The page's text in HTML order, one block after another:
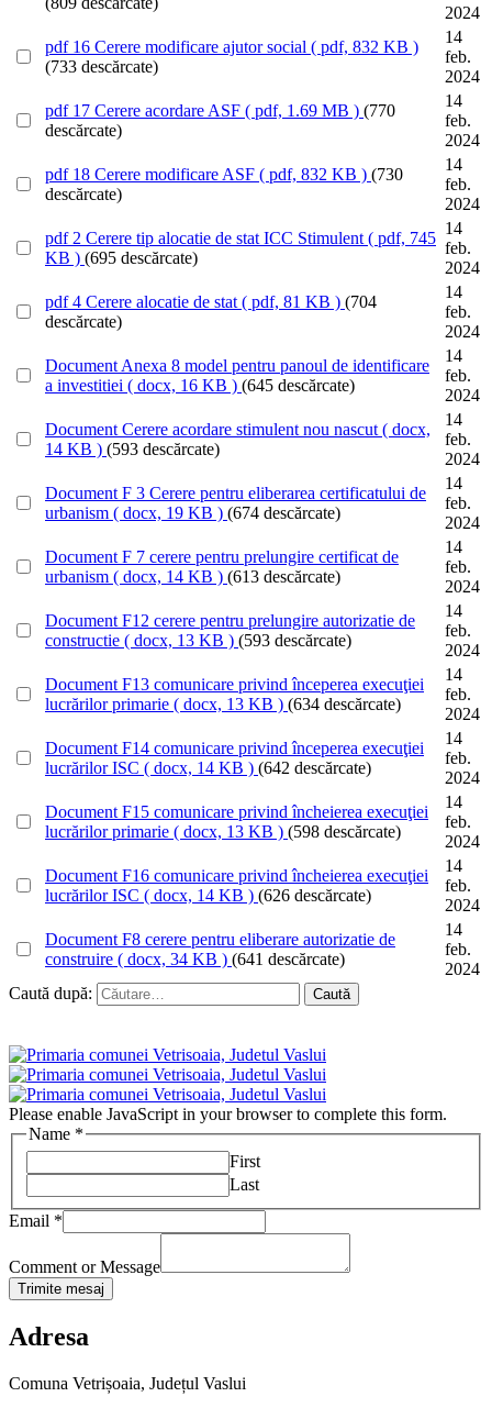
2024
pdf 16 Cerere modificare ajutor social ( pdf, 832 KB )
(733 descărcate)
14
feb.
2024
pdf 17 Cerere acordare ASF ( pdf, 1.69 MB ) (770
descărcate)
14
feb.
2024
pdf 18 Cerere modificare ASF ( pdf, 832 KB ) (730
descărcate)
14
feb.
2024
pdf 2 Cerere tip alocatie de stat ICC Stimulent ( pdf, 745
KB ) (695 descărcate)
14
feb.
2024
pdf 4 Cerere alocatie de stat ( pdf, 81 KB ) (704
descărcate)
14
feb.
2024
DocumentAnexa 8 model pentru panoul de identificare
a investitiei ( docx, 16 KB ) (645 descărcate)
14
feb.
2024
Document Cerere acordare stimulent nou nascut ( docx,
14 KB ) (593 descărcate)
14
feb.
2024
Document F 3 Cerere pentru eliberarea certificatului de
urbanism ( docx, 19 KB ) (674 descărcate)
14
feb.
2024
Document F 7 cerere pentru prelungire certificat de
urbanism ( docx, 14 KB ) (613 descărcate)
14
feb.
2024
Document F12 cerere pentru prelungire autorizatie de
constructie ( docx, 13 KB ) (593 descărcate)
14
feb.
2024
Document F13 comunicare privind începerea execuţiei
lucrărilor primarie ( docx, 13 KB ) (634 descărcate)
14
feb.
2024
Document F14 comunicare privind începerea execuţiei
lucrărilor ISC ( docx, 14 KB ) (642 descărcate)
14
feb.
2024
Document F15 comunicare privind încheierea execuţiei
lucrărilor primarie ( docx, 13 KB ) (598 descărcate)
14
feb.
2024
Document F16 comunicare privind încheierea execuţiei
lucrărilor ISC ( docx, 14 KB ) (626 descărcate)
14
feb.
2024
Document F8 cerere pentru eliberare autorizatie de
construire ( docx, 34 KB ) (641 descărcate)
14
feb.
2024
Caută după:
Please enable JavaScript in your browser to complete this form.
Name *
First
Last
Email *
Comment or Message
Trimite mesaj
Adresa
Comuna Vetrișoaia, Județul Vaslui